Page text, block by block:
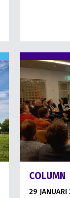
COLUMN
29 JANUARI